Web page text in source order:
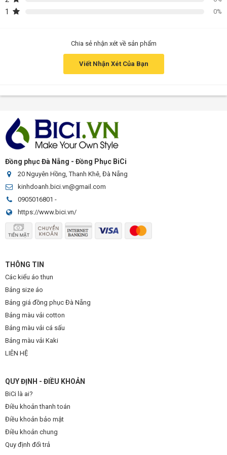
1 0%
Chia sẻ nhận xét về sản phẩm
Viết Nhận Xét Của Bạn
Đồng phục Đà Nẵng - Đồng Phục BiCi
20 Nguyên Hồng, Thanh Khê, Đà Nẵng
kinhdoanh.bici.vn@gmail.com
0905016801 -
https://www.bici.vn/
THÔNG TIN
Các kiểu áo thun
Bảng size áo
Bảng giá đồng phục Đà Nẵng
Bảng màu vải cotton
Bảng màu vải cá sấu
Bảng màu vải Kaki
LIÊN HỆ
QUY ĐỊNH - ĐIỀU KHOẢN
BiCi là ai?
Điều khoản thanh toán
Điều khoản bảo mật
Điều khoản chung
Quy định đổi trả